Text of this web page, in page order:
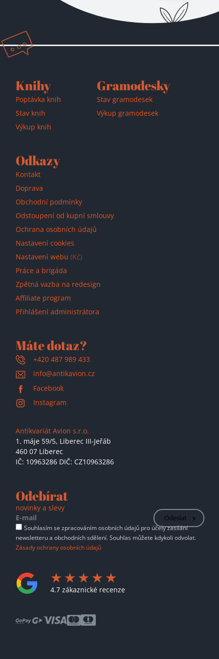
Knihy
Poptávka knih
Stav knih
Výkup knih
Gramodesky
Stav gramodesek
Výkup gramodesek
Odkazy
Kontakt
Doprava
Obchodní podmínky
Odstoupení od kupní smlouvy
Ochrana osobních údajů
Nastavení cookies
Nastavení webu (Kč)
Práce a brigáda
Zpětná vazba na redesign
Affiliate program
Přihlášení administrátora
Máte dotaz?
+420 487 989 433
info@antikavion.cz
Facebook
Instagram
Antikvariát Avion s.r.o.
1. máje 59/5, Liberec III-Jeřáb
460 07 Liberec
IČ: 10963286 DIČ: CZ10963286
Odebírat
novinky a slevy
Odeslat
Souhlasím se zpracováním osobních údajů pro účely zasílání
newsletteru a obchodních sdělení. Souhlas můžete kdykoli odvolat.
Zásady ochrany osobních údajů
4.7 zákaznické recenze